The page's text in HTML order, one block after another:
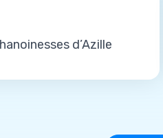
d’Azille